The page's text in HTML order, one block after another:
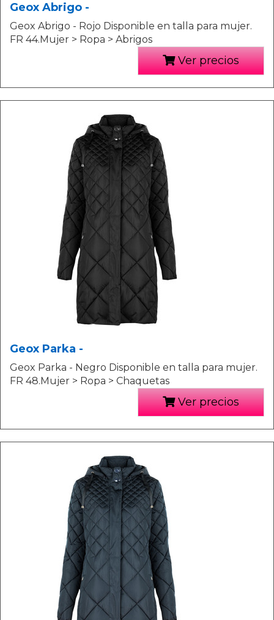
Geox Abrigo -
Geox Abrigo - Rojo Disponible en talla para mujer.
FR 44.Mujer > Ropa > Abrigos
Ver precios
Geox Parka -
Geox Parka - Negro Disponible en talla para mujer.
FR 48.Mujer > Ropa > Chaquetas
Ver precios